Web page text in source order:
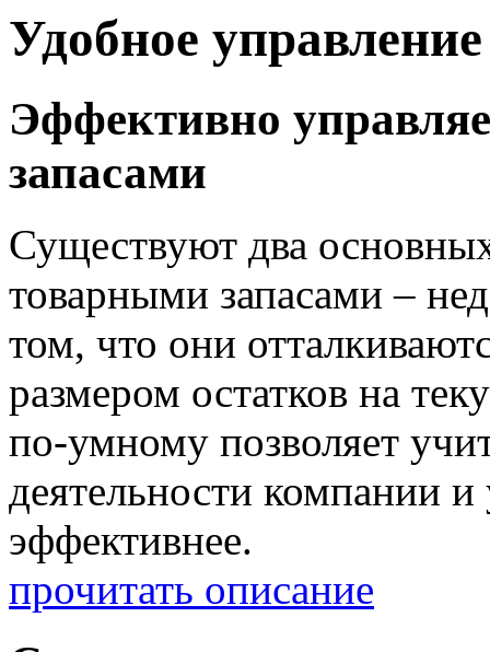
Удобное
Эффективно
запасами
Существуют два
товарными запасами –
том, что они
размером остатков на
по-умному позволяет
деятельности компании
эффективнее.
прочитать описание